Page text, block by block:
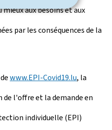
aux besoins et aux
par les conséquences de la
www.EPI-Covid19.lu, la
l'offre et la demande en
individuelle (EPI)